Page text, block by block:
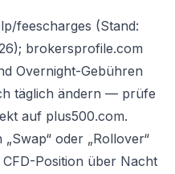
feescharges (Stand:
brokersprofile.com
Overnight-Gebühren
täglich ändern — prüfe
auf plus500.com.
oder „Rollover“
Position über Nacht